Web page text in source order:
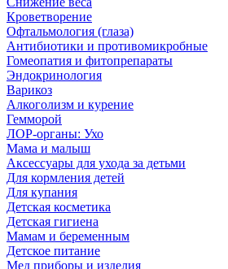
Кроветворение
Офтальмология (глаза)
Антибиотики и противомикробные
Гомеопатия и фитопрепараты
Эндокринология
Варикоз
Алкоголизм и курение
Гемморой
ЛОР-органы: Ухо
Мама и малыш
Аксессуары для ухода за детьми
Для кормления детей
Для купания
Детская косметика
Детская гигиена
Мамам и беременным
Детское питание
Мед приборы и изделия